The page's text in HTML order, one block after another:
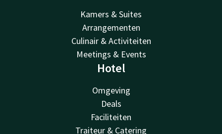
Kamers & Suites
Arrangementen
Culinair & Activiteiten
Meetings & Events
Hotel
Omgeving
Deals
Faciliteiten
Traiteur & Catering